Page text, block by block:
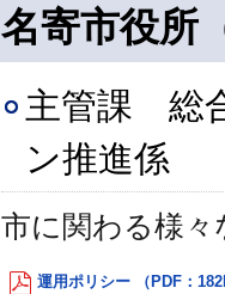
名寄市役所
主管課 総
ン推進係
市に関わる様
運用ポリシー （PDF：